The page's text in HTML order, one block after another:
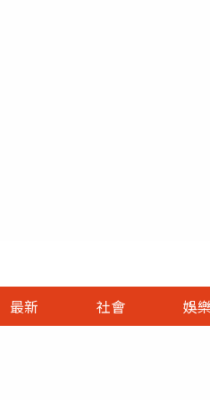
最新 社會 娛樂
娛樂首頁
即時
財經首頁
熱線
政